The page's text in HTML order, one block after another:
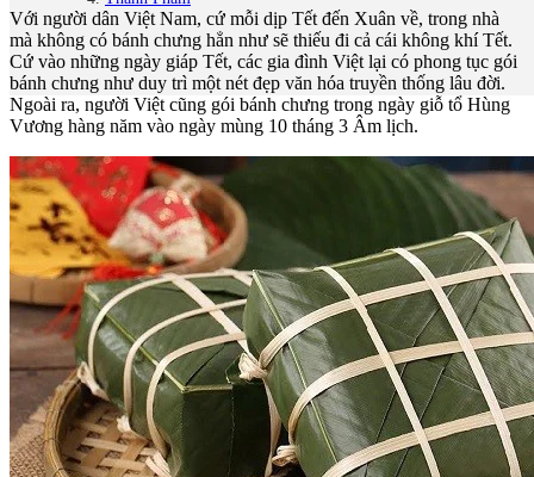
Với người dân Việt Nam, cứ mỗi dịp Tết đến Xuân về, trong nhà
mà không có bánh chưng hẳn như sẽ thiếu đi cả cái không khí Tết.
Cứ vào những ngày giáp Tết, các gia đình Việt lại có phong tục gói
bánh chưng như duy trì một nét đẹp văn hóa truyền thống lâu đời.
Ngoài ra, người Việt cũng gói bánh chưng trong ngày giỗ tổ Hùng
Vương hàng năm vào ngày mùng 10 tháng 3 Âm lịch.